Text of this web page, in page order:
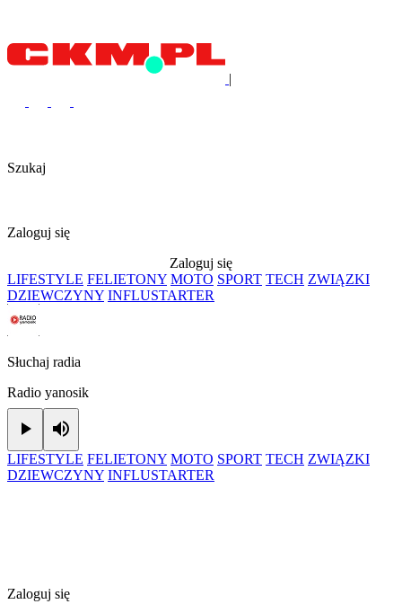
|
Szukaj
Zaloguj się
Zaloguj się
LIFESTYLE FELIETONY MOTO SPORT TECH ZWIĄZKI
DZIEWCZYNY INFLUSTARTER
Słuchaj radia
Radio yanosik
Play
LIFESTYLE FELIETONY MOTO SPORT TECH ZWIĄZKI
DZIEWCZYNY INFLUSTARTER
Zaloguj się